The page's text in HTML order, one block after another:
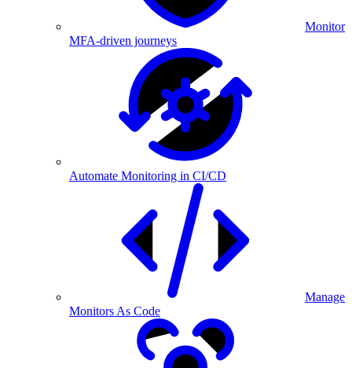
Monitor
MFA-driven journeys
Automate Monitoring in CI/CD
Manage
Monitors As Code